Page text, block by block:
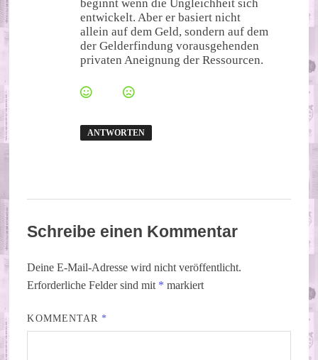
beginnt wenn die Ungleichheit sich
entwickelt. Aber er basiert nicht
allein auf dem Geld, sondern auf dem
der Gelderfindung vorausgehenden
privaten Aneignung der Ressourcen.
ANTWORTEN
Schreibe einen Kommentar
Deine E-Mail-Adresse wird nicht veröffentlicht.
Erforderliche Felder sind mit * markiert
KOMMENTAR *